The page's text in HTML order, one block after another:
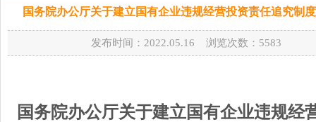
国务院办公厅关于建立国有企业违规经营投资责任追究制
发布时间：2022.05.16 浏览次数： 5583
国务院办公厅关于建立国有企业违规经